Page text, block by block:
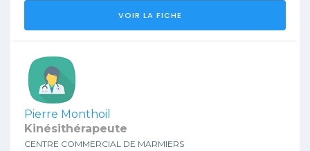
VOIR LA FICHE
Pierre Monthoil
Kinésithérapeute
CENTRE COMMERCIAL DE MARMIERS